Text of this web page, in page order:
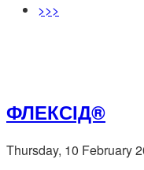
>>>
ФЛЕКСІД®
Thursday, 10 February